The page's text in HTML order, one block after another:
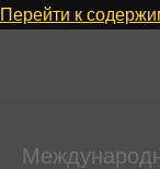
Перейти к